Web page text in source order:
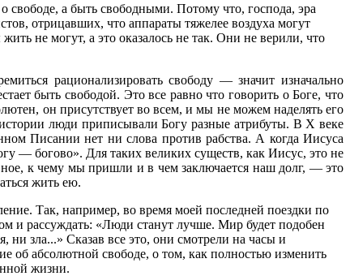
а быть свободными. Потому что, господа, эра
отрицавших, что аппараты тяжелее воздуха могут
не могут, а это оказалось не так. Они не верили, что
рационализировать свободу — значит изначально
быть свободой. Это все равно что говорить о Боге, что
он присутствует во всем, и мы не можем наделять его
люди приписывали Богу разные атрибуты. В X веке
Писании нет ни слова против рабства. А когда Иисуса
— богово». Для таких великих существ, как Иисус, это не
к чему мы пришли и в чем заключается наш долг, — это
жить ею.
Так, например, во время моей последней поездки по
и рассуждать: «Люди станут лучше. Мир будет подобен
зла...» Сказав все это, они смотрели на часы и
об абсолютной свободе, о том, как полностью изменить
жизни.